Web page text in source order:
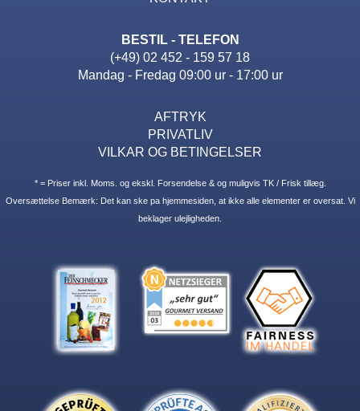
BESTIL - TELEFON
(+49) 02 452 - 159 57 18
Mandag - Fredag 09:00 ur - 17:00 ur
AFTRYK
PRIVATLIV
VILKAR OG BETINGELSER
* = Priser inkl. Moms. og ekskl. Forsendelse & og muligvis TK / Frisk tillæg.
Oversættelse Bemærk: Det kan ske pa hjemmesiden, at ikke alle elementer er oversat. Vi
beklager ulejligheden.